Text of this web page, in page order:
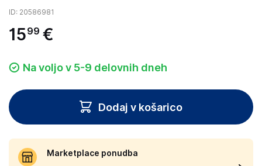
ID: 20586981
1599 €
Na voljo v 5-9 delovnih dneh
Dodaj v košarico
Marketplace ponudba